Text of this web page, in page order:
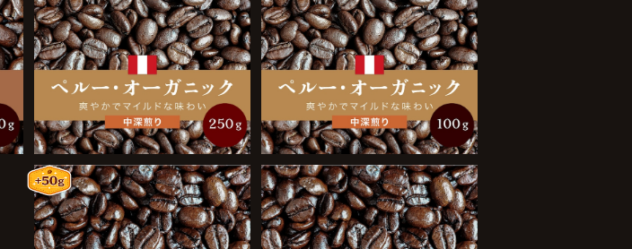
ペルー・オーガニック 250g
¥2,300
ペルー・オーガニック 100g
¥1,150